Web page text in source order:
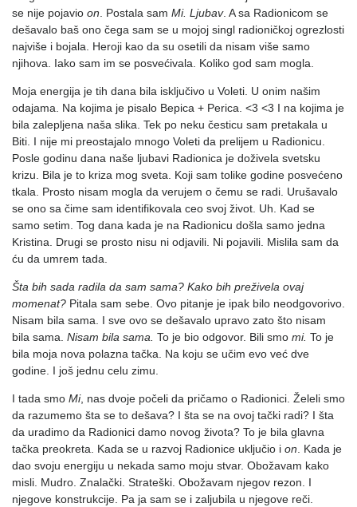
se nije pojavio on . Postala sam Mi. Ljubav. A sa Radionicom se
dešavalo baš ono čega sam se u mojoj singl radioničkoj ogrezlosti
najviše i bojala. Heroji kao da su osetili da nisam više samo
njihova. Iako sam im se posvećivala. Koliko god sam mogla.
Moja energija je tih dana bila isključivo u Voleti. U onim našim
odajama. Na kojima je pisalo Bepica + Perica. <3 <3 I na kojima je
bila zalepljena naša slika. Tek po neku česticu sam pretakala u
Biti. I nije mi preostajalo mnogo Voleti da prelijem u Radionicu.
Posle godinu dana naše ljubavi Radionica je doživela svetsku
krizu. Bila je to kriza mog sveta. Koji sam tolike godine posvećeno
tkala. Prosto nisam mogla da verujem o čemu se radi. Urušavalo
se ono sa čime sam identifikovala ceo svoj život. Uh. Kad se
samo setim. Tog dana kada je na Radionicu došla samo jedna
Kristina. Drugi se prosto nisu ni odjavili. Ni pojavili. Mislila sam da
ću da umrem tada.
Šta bih sada radila da sam sama? Kako bih preživela ovaj
momenat? Pitala sam sebe. Ovo pitanje je ipak bilo neodgovorivo.
Nisam bila sama. I sve ovo se dešavalo upravo zato što nisam
bila sama. Nisam bila sama. To je bio odgovor. Bili smo mi. To je
bila moja nova polazna tačka. Na koju se učim evo već dve
godine. I još jednu celu zimu.
I tada smo Mi, nas dvoje počeli da pričamo o Radionici. Želeli smo
da razumemo šta se to dešava? I šta se na ovoj tački radi? I šta
da uradimo da Radionici damo novog života? To je bila glavna
tačka preokreta. Kada se u razvoj Radionice uključio i on . Kada je
dao svoju energiju u nekada samo moju stvar. Obožavam kako
misli. Mudro. Znalački. Strateški. Obožavam njegov rezon. I
njegove konstrukcije. Pa ja sam se i zaljubila u njegove reči.